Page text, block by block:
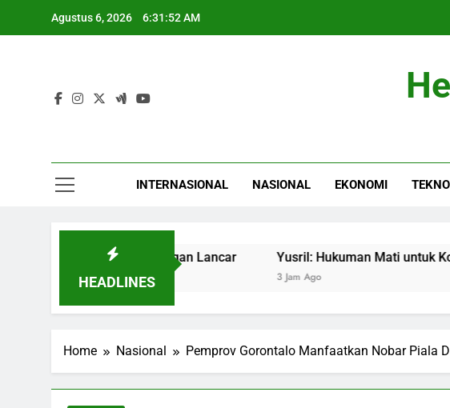
Agustus 6, 2026 6:31:53 AM
INTERNASIONAL NASIONAL EKONOMI
HEADLINES
GIIAS 2026 dengan Lancar Yusril: Hukuman Mati untuk Koruptor
Home Nasional Pemprov Gorontalo Manfaatkan Nobar Piala